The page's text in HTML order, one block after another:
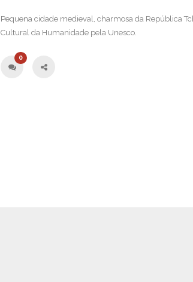
Pequena cidade medieval, charmosa da República
Cultural da Humanidade pela Unesco.
0